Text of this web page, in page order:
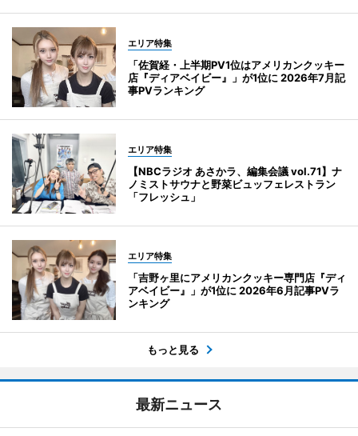
エリア特集
「佐賀経・上半期PV1位はアメリカンクッキー
店『ディアベイビー』」が1位に 2026年7月記
事PVランキング
エリア特集
【NBCラジオ あさかラ、編集会議 vol.71】ナ
ノミストサウナと野菜ビュッフェレストラン
「フレッシュ」
エリア特集
「吉野ヶ里にアメリカンクッキー専門店『ディ
アベイビー』」が1位に 2026年6月記事PVラ
ンキング
もっと見る
最新ニュース